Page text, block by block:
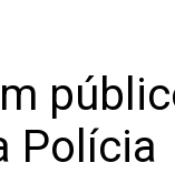
Polícia